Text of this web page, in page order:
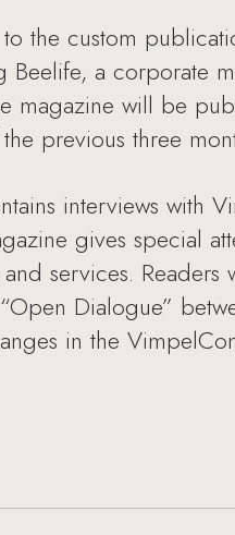
the custom
a corporate
magazine will be
previous three
interviews with
gives special
services.
Dialogue”
in the